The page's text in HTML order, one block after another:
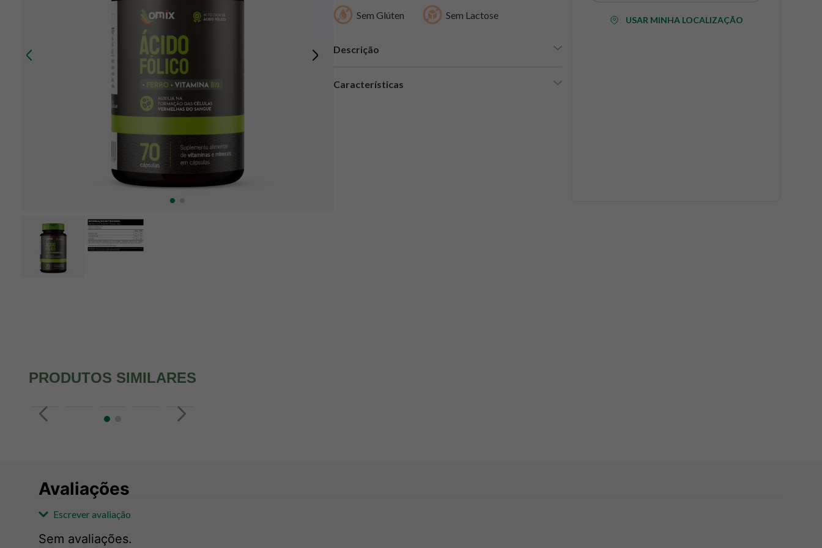
Sem Glúten Sem Lactose
Descrição
Características
USAR MINHA LOCALIZAÇÃO
PRODUTOS SIMILARES
Avaliações
Escrever avaliação
Sem avaliações.
creatina mundo verde